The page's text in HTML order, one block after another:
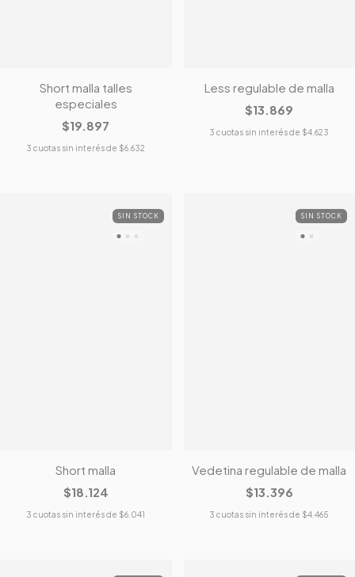
Short malla talles
especiales
$19.897
3 cuotas sin interés de $6.632
Less regulable de malla
$13.869
3 cuotas sin interés de $4.623
SIN STOCK
Short malla
$18.124
3 cuotas sin interés de $6.041
SIN STOCK
Vedetina regulable de malla
$13.396
3 cuotas sin interés de $4.465